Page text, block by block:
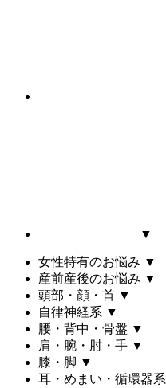
▼
女性特有のお悩み ▼
産前産後のお悩み ▼
頭部・顔・首 ▼
自律神経系 ▼
腰・背中・骨盤 ▼
肩・腕・肘・手 ▼
膝・脚 ▼
耳・めまい・循環器系